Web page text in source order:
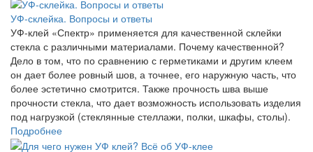
УФ-склейка. Вопросы и ответы
УФ-клей «Спектр» применяется для качественной склейки
стекла с различными материалами. Почему качественной?
Дело в том, что по сравнению с герметиками и другим клеем
он дает более ровный шов, а точнее, его наружную часть, что
более эстетично смотрится. Также прочность шва выше
прочности стекла, что дает возможность использовать изделия
под нагрузкой (стеклянные стеллажи, полки, шкафы, столы).
Подробнее